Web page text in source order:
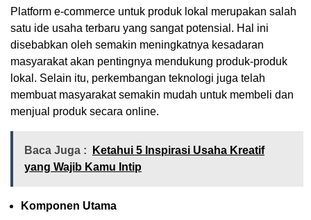
Platform e-commerce untuk produk lokal merupakan salah
satu ide usaha terbaru yang sangat potensial. Hal ini
disebabkan oleh semakin meningkatnya kesadaran
masyarakat akan pentingnya mendukung produk-produk
lokal. Selain itu, perkembangan teknologi juga telah
membuat masyarakat semakin mudah untuk membeli dan
menjual produk secara online.
Baca Juga :
Ketahui 5 Inspirasi Usaha Kreatif
yang Wajib Kamu Intip
Komponen Utama